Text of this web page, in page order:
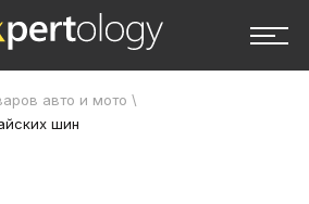
авто и мото \
шин